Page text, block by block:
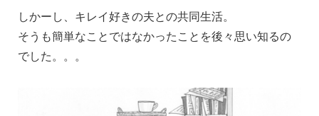
しかーし、キレイ好きの夫との共同生活。
そうも簡単なことではなかったことを後々思い知るの
でした。。。